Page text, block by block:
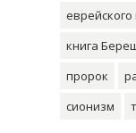
книга
пророк
сионизм